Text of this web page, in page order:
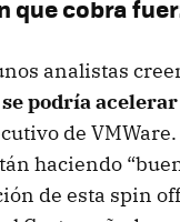
que cobra
analistas
podría acelerar
de VMWare.
haciendo
de esta spin